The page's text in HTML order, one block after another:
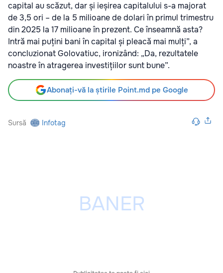
capital au scăzut, dar și ieșirea capitalului s-a majorat
de 3,5 ori – de la 5 milioane de dolari în primul trimestru
din 2025 la 17 milioane în prezent. Ce înseamnă asta?
Intră mai puțini bani în capital și pleacă mai mulți”, a
concluzionat Golovatiuc, ironizând: „Da, rezultatele
noastre în atragerea investițiilor sunt bune”.
Abonați-vă la știrile Point.md pe Google
Sursă Infotag